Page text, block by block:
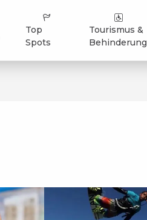
Top
Spots
Tourismus &
Behinderung